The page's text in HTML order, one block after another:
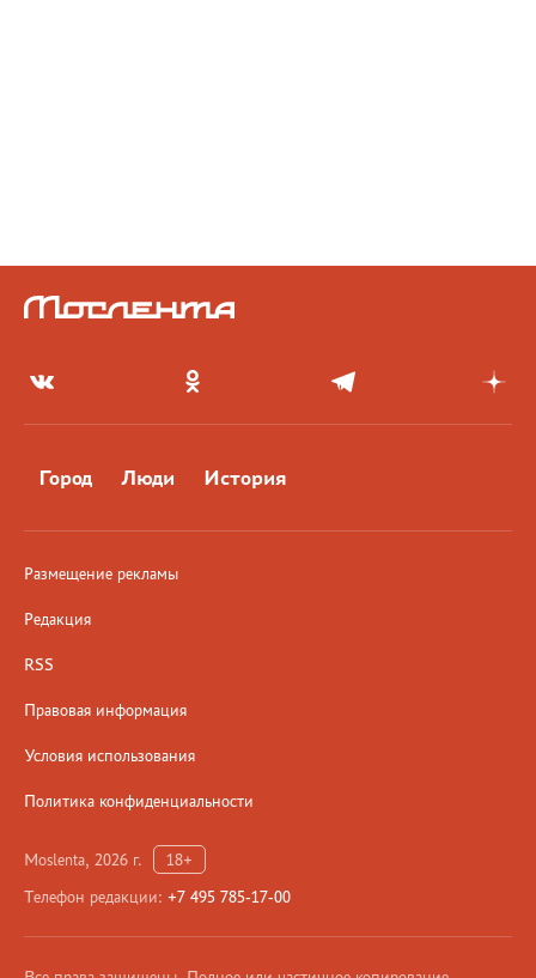
Город Люди История
Размещение рекламы
Редакция
RSS
Правовая информация
Условия использования
Политика конфиденциальности
Moslenta, 2026 г.
18+
Телефон редакции: +7 495 785-17-00